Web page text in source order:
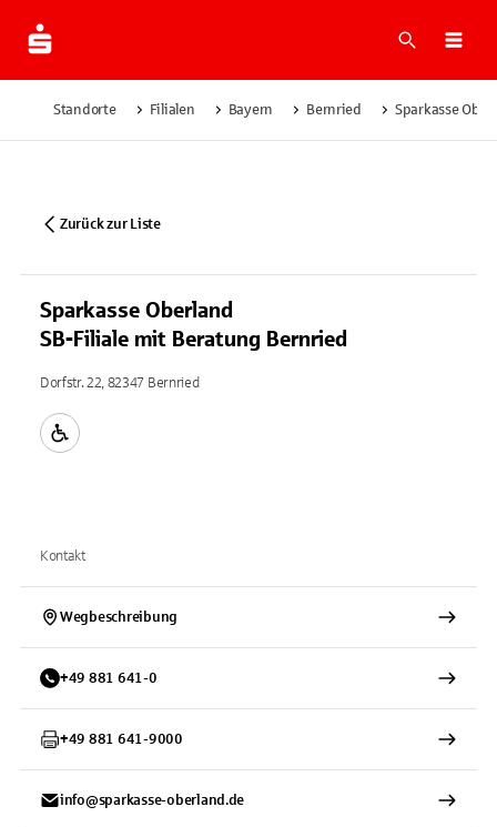
Suche
Standorte Filialen Bayern Bernried Sparkasse
Zurück zur Liste
Sparkasse Oberland
SB-Filiale mit Beratung Bernried
Dorfstr. 22, 82347 Bernried
Kontakt
Wegbeschreibung
+49 881 641-0
+49 881 641-9000
info@sparkasse-oberland.de